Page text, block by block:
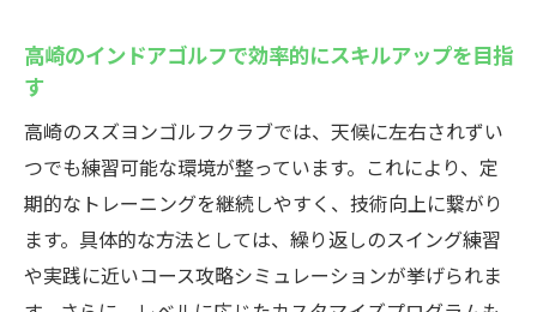
ばすコツ
設備とは
快適なプライベート空間で集中して上達す
るメリット
高崎エリアのインドアゴルフ施設と比較し
た強み
高崎のインドアゴルフで効率的にスキルアップを目指
す
高崎のスズヨンゴルフクラブでは、天候に左右されずい
つでも練習可能な環境が整っています。これにより、定
期的なトレーニングを継続しやすく、技術向上に繋がり
ます。具体的な方法としては、繰り返しのスイング練習
や実践に近いコース攻略シミュレーションが挙げられま